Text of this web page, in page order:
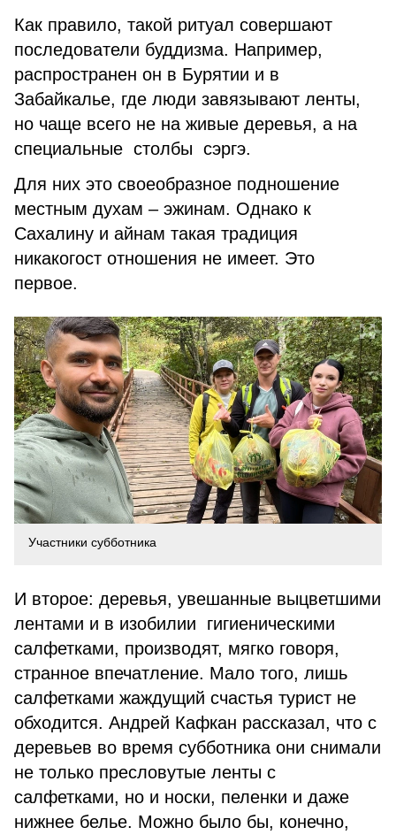
Как правило, такой ритуал совершают
последователи буддизма. Например,
распространен он в Бурятии и в
Забайкалье, где люди завязывают ленты,
но чаще всего не на живые деревья, а на
специальные столбы сэргэ.
Для них это своеобразное подношение
местным духам – эжинам. Однако к
Сахалину и айнам такая традиция
никакогост отношения не имеет. Это
первое.
Участники субботника
И второе: деревья, увешанные выцветшими
лентами и в изобилии гигиеническими
салфетками, производят, мягко говоря,
странное впечатление. Мало того, лишь
салфетками жаждущий счастья турист не
обходится. Андрей Кафкан рассказал, что с
деревьев во время субботника они снимали
не только пресловутые ленты с
салфетками, но и носки, пеленки и даже
нижнее белье. Можно было бы, конечно,